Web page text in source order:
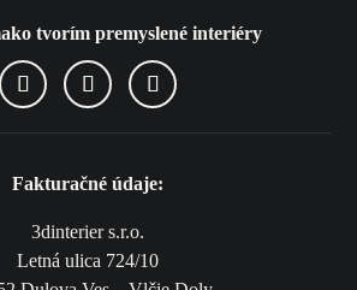
tvorím premyslené interiéry
Fakturačné údaje:
3dinterier s.r.o.
Letná ulica 724/10